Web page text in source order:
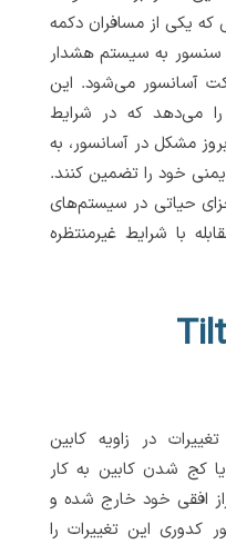
یکی از مسافران دکمه
سنسور به سیستم هشدار
آسانسور می‌شود. این
می‌دهد که در شرایط
مشکل در آسانسور، به
خود را تضمین کنند.
حیاتی در سیستم‌های
با شرایط غیرمنتظره
سنسور کدوری (Tilt
در زاویه کابین
کج شدن کابین به کار
افقی خود خارج شده و
کدوری این تغییرات را